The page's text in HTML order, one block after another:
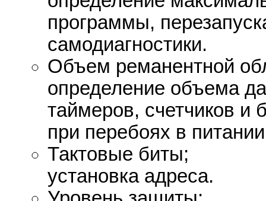
программы,
самодиагностики.
Объем реманентной
определение объема
таймеров, счетчиков и
при перебоях в
Тактовые биты;
установка адреса.